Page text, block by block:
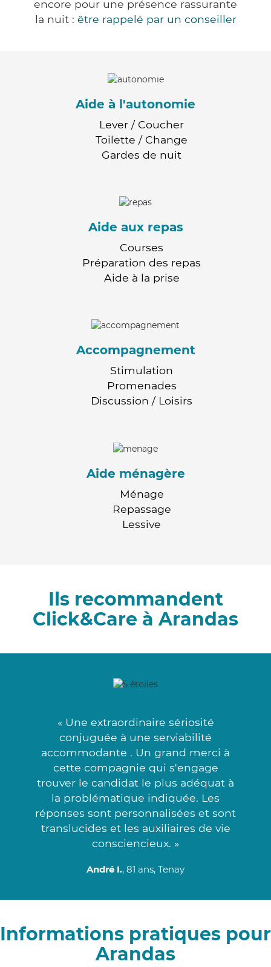
encore pour une présence rassurante
la nuit : être rappelé par un conseiller
Aide à l'autonomie
Lever / Coucher
Toilette / Change
Gardes de nuit
Aide aux repas
Courses
Préparation des repas
Aide à la prise
Accompagnement
Stimulation
Promenades
Discussion / Loisirs
Aide ménagère
Ménage
Repassage
Lessive
Ils recommandent
Click&Care à Arandas
« Une extraordinaire sériosité
conjuguée à une serviabilité
accommodante . Un grand merci à
cette compagnie qui s'engage
trouver le candidat le plus adéquat à
la problématique indiquée. Les
réponses sont personnalisées et sont
translucides et les auxiliaires de vie
consciencieux. »
André I., 81 ans, Tenay
Informations pratiques pour
Arandas